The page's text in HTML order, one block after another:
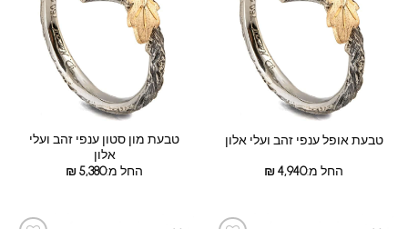
טבעת אופל ענפי זהב ועלי אלון
החל מ: ₪4,940
טבעת מון סטון ענפי זהב ועלי
אלון
החל מ:
₪5,380